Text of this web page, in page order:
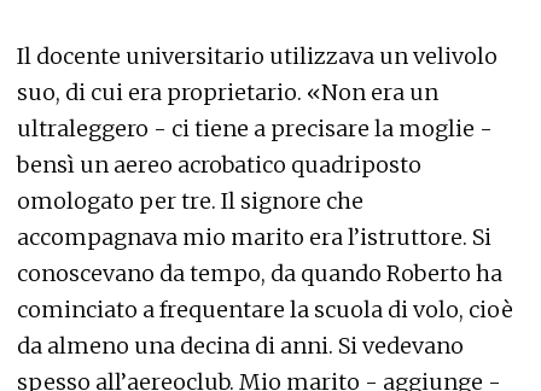
Il docente universitario utilizzava un velivolo
suo, di cui era proprietario. «Non era un
ultraleggero - ci tiene a precisare la moglie -
bensì un aereo acrobatico quadriposto
omologato per tre. Il signore che
accompagnava mio marito era l’istruttore. Si
conoscevano da tempo, da quando Roberto ha
cominciato a frequentare la scuola di volo, cioè
da almeno una decina di anni. Si vedevano
spesso all’aereoclub. Mio marito - aggiunge -